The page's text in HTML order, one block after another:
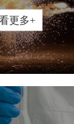
更多+